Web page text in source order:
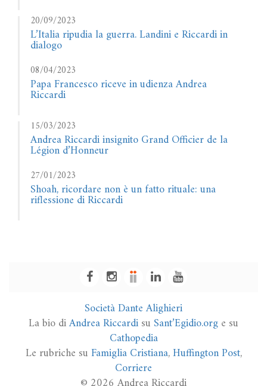
20/09/2023
L’Italia ripudia la guerra. Landini e Riccardi in
dialogo
08/04/2023
Papa Francesco riceve in udienza Andrea
Riccardi
15/03/2023
Andrea Riccardi insignito Grand Officier de la
Légion d’Honneur
27/01/2023
Shoah, ricordare non è un fatto rituale: una
riflessione di Riccardi
Società Dante Alighieri
La bio diAndrea RiccardisuSant’Egidio.orge su
Cathopedia
Le rubriche suFamiglia Cristiana,Huffington Post,
Corriere